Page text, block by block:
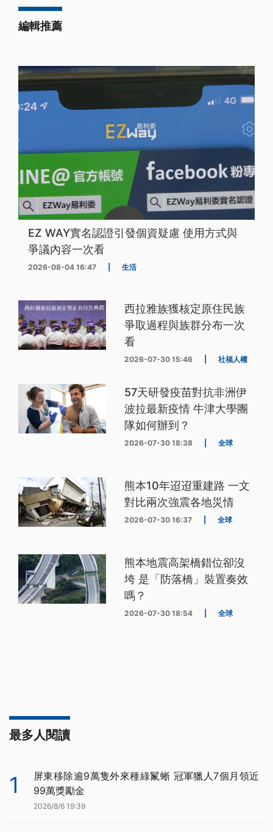
編輯推薦
EZ WAY實名認證引發個資疑慮 使用方式與
爭議內容一次看
2026-08-04 16:47 生活
西拉雅族獲核定原住民族
爭取過程與族群分布一次
看
2026-07-30 15:46 社福人權
57天研發疫苗對抗非洲伊
波拉最新疫情 牛津大學團
隊如何辦到？
2026-07-30 18:38 全球
熊本10年迢迢重建路 一文
對比兩次強震各地災情
2026-07-30 16:37 全球
熊本地震高架橋錯位卻沒
垮 是「防落橋」裝置奏效
嗎？
2026-07-30 18:54 全球
最多人閱讀
1
屏東移除逾9萬隻外來種綠鬣蜥 冠軍獵人7個月領近
99萬獎勵金
2026/8/6 19:39